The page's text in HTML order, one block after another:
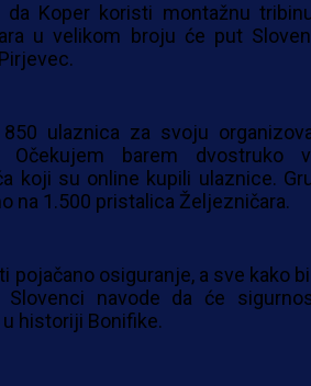
da Koper koristi montažnu
u velikom broju će put
ulaznica za svoju
Očekujem barem dvostruko
koji su online kupili ulaznice.
na 1.500 pristalica Željezničara.
pojačano osiguranje, a sve kako
Slovenci navode da će
historiji Bonifike.